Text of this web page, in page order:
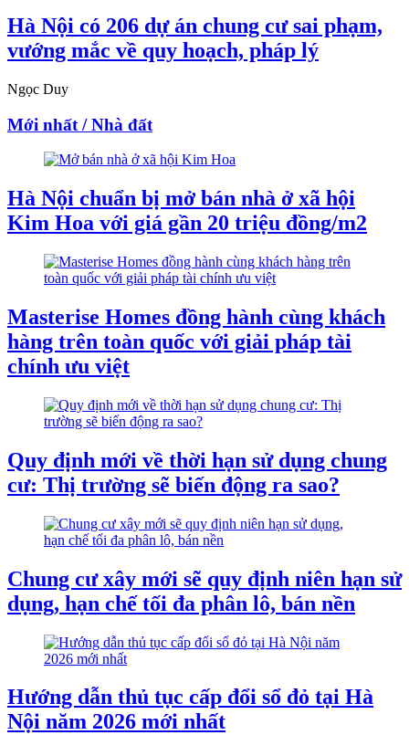
Hà Nội có 206 dự án chung cư sai phạm,
vướng mắc về quy hoạch, pháp lý
Ngọc Duy
Mới nhất / Nhà đất
Hà Nội chuẩn bị mở bán nhà ở xã hội
Kim Hoa với giá gần 20 triệu đồng/m2
Masterise Homes đồng hành cùng khách
hàng trên toàn quốc với giải pháp tài
chính ưu việt
Quy định mới về thời hạn sử dụng chung
cư: Thị trường sẽ biến động ra sao?
Chung cư xây mới sẽ quy định niên hạn sử
dụng, hạn chế tối đa phân lô, bán nền
Hướng dẫn thủ tục cấp đổi sổ đỏ tại Hà
Nội năm 2026 mới nhất